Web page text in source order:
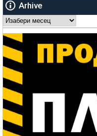
Arhive
Arhive